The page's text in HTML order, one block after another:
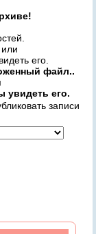
его.
файл..
увидеть его.
записи